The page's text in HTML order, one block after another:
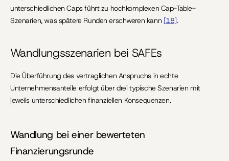
unterschiedlichen Caps führt zu hochkomplexen Cap-Table-
Szenarien, was spätere Runden erschweren kann [18].
Wandlungsszenarien bei SAFEs
Die Überführung des vertraglichen Anspruchs in echte
Unternehmensanteile erfolgt über drei typische Szenarien mit
jeweils unterschiedlichen finanziellen Konsequenzen.
Wandlung bei einer bewerteten
Finanzierungsrunde